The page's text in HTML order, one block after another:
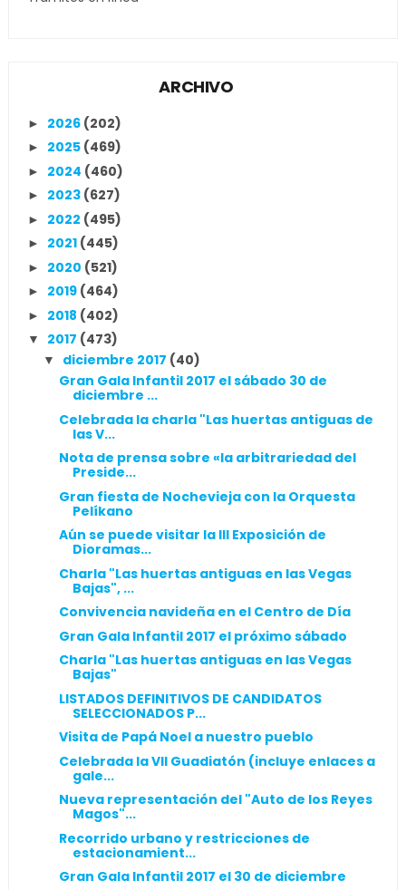
ARCHIVO
► 2026 (202)
► 2025 (469)
► 2024 (460)
► 2023 (627)
► 2022 (495)
► 2021 (445)
► 2020 (521)
► 2019 (464)
► 2018 (402)
▼ 2017 (473)
▼ diciembre 2017 (40)
Gran Gala Infantil 2017 el sábado 30 de
diciembre ...
Celebrada la charla "Las huertas antiguas de
las V...
Nota de prensa sobre «la arbitrariedad del
Preside...
Gran fiesta de Nochevieja con la Orquesta
Pelíkano
Aún se puede visitar la III Exposición de
Dioramas...
Charla "Las huertas antiguas en las Vegas
Bajas", ...
Convivencia navideña en el Centro de Día
Gran Gala Infantil 2017 el próximo sábado
Charla "Las huertas antiguas en las Vegas
Bajas"
LISTADOS DEFINITIVOS DE CANDIDATOS
SELECCIONADOS P...
Visita de Papá Noel a nuestro pueblo
Celebrada la VII Guadiatón (incluye enlaces a
gale...
Nueva representación del "Auto de los Reyes
Magos"...
Recorrido urbano y restricciones de
estacionamient...
Gran Gala Infantil 2017 el 30 de diciembre